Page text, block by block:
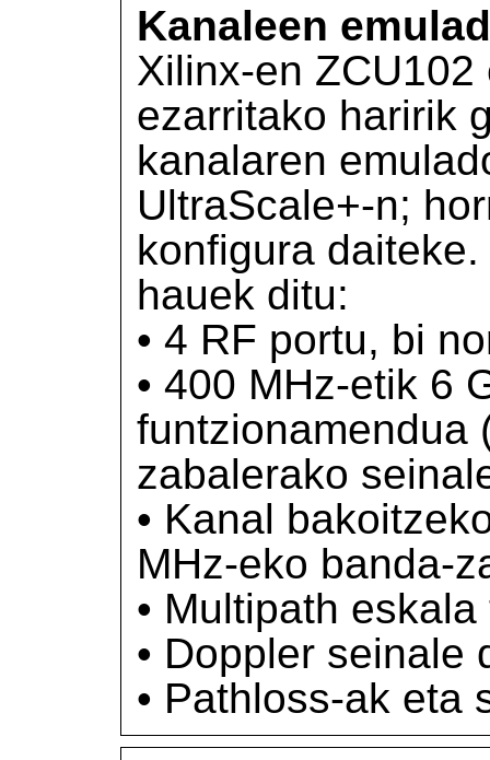
Kanaleen
Xilinx-en
ezarritako haririk
kanalaren
UltraScale+-n;
konfigura
hauek ditu:
• 4 RF portu, bi
• 400 MHz-etik 6
funtzionamendua
zabalerako
• Kanal
MHz-eko banda-
• Multipath
• Doppler seinale
• Pathloss-ak eta